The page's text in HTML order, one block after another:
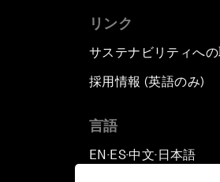
リンク
サステナビリティへ
採用情報 (英語のみ)
言語
EN ▪ ES▪中文▪ 日本語